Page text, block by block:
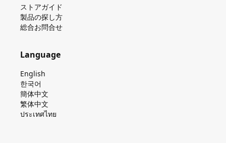
ストアガイド
製品の探し⽅
総合お問合せ
Language
English
한국어
簡体中文
繁体中文
ประเทศไทย